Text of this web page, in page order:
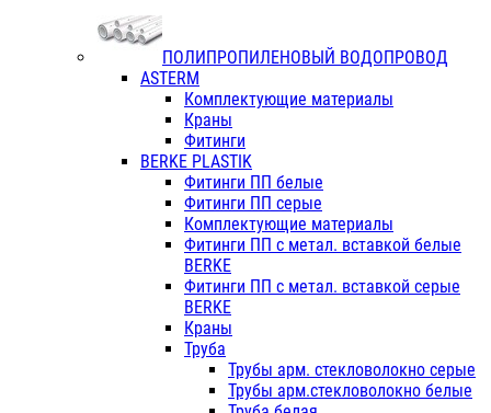
ПОЛИПРОПИЛЕНОВЫЙ ВОДОПРОВОД
ASTERM
Комплектующие материалы
Краны
Фитинги
BERKE PLASTIK
Фитинги ПП белые
Фитинги ПП серые
Комплектующие материалы
Фитинги ПП с метал. вставкой белые
BERKE
Фитинги ПП с метал. вставкой серые
BERKE
Краны
Труба
Трубы арм. стекловолокно серые
Трубы арм.стекловолокно белые